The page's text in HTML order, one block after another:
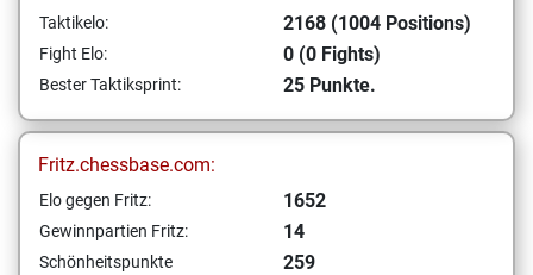
Taktikelo: 2168 (1004 Positions)
Fight Elo: 0 (0 Fights)
Bester Taktiksprint: 25 Punkte.
Fritz.chessbase.com:
Elo gegen Fritz: 1652
Gewinnpartien Fritz: 14
Schönheitspunkte
259